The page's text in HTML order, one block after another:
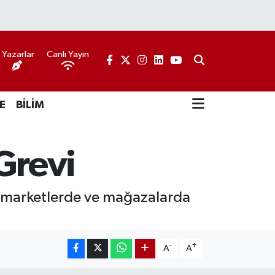
Yazarlar Canlı Yayın
BİLİM
ve mağazalarda
A- A+